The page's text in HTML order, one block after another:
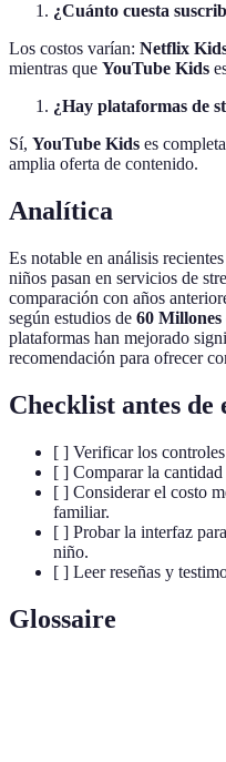
¿Cuánto cuesta
Los costos varían: Netflix
mientras que YouTube Kids
¿Hay plataformas de
Sí, YouTube Kids es
amplia oferta de contenido.
Analítica
Es notable en análisis
niños pasan en servicios de
comparación con años
según estudios de 60 Millones
plataformas han mejorado
recomendación para ofrecer
Checklist antes de
[ ] Verificar los
[ ] Comparar la
[ ] Considerar el costo
familiar.
[ ] Probar la interfaz
niño.
[ ] Leer reseñas y
Glossaire